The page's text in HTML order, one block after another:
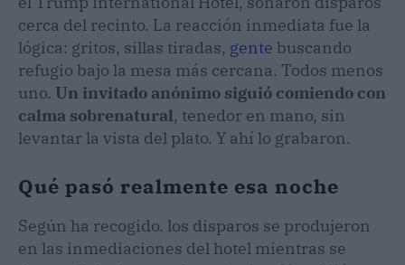
cerca del recinto. La reacción inmediata fue la
lógica: gritos, sillas tiradas, gente buscando
refugio bajo la mesa más cercana. Todos menos
uno. Un invitado anónimo siguió comiendo con
calma sobrenatural, tenedor en mano, sin
levantar la vista del plato. Y ahí lo grabaron.
Qué pasó realmente esa noche
Según ha recogido. los disparos se produjeron
en las inmediaciones del hotel mientras se